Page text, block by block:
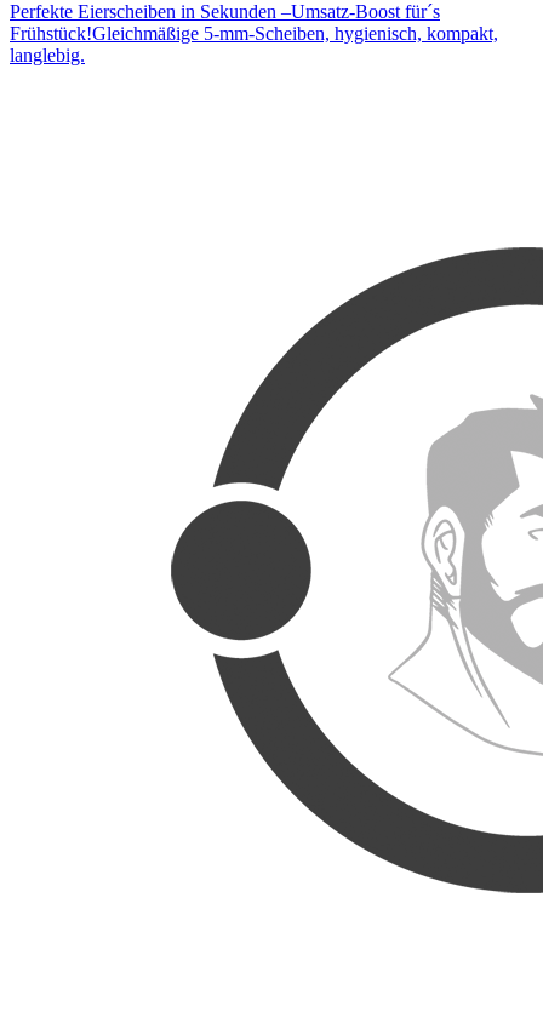
Perfekte Eierscheiben in Sekunden –Umsatz-Boost für´s
Frühstück!Gleichmäßige 5-mm-Scheiben, hygienisch, kompakt,
langlebig.